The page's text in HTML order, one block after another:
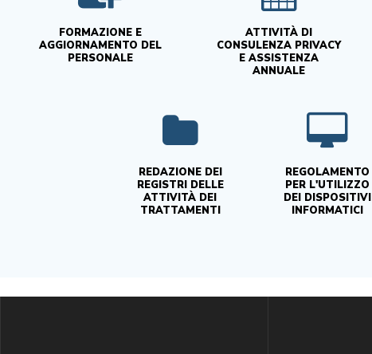
FORMAZIONE E
AGGIORNAMENTO DEL
PERSONALE
ATTIVITÀ DI
CONSULENZA PRIVACY
E ASSISTENZA
ANNUALE
REDAZIONE DEI
REGISTRI DELLE
ATTIVITÀ DEI
TRATTAMENTI
REGOLAMENTO
PER L'UTILIZZO
DEI DISPOSITIVI
INFORMATICI